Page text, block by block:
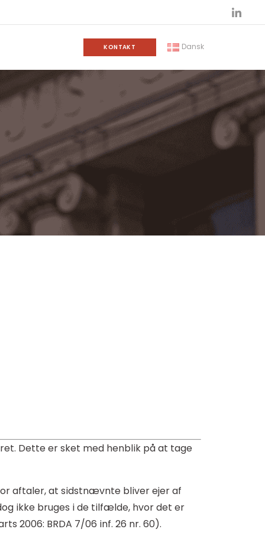
KONTAKT Dansk
Dette er sket med henblik på at tage
aftaler, at sidstnævnte bliver ejer af
ikke bruges i de tilfælde, hvor det er
2006: BRDA 7/06 inf. 26 nr. 60).